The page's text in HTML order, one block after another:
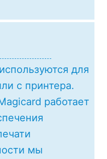
для
с принтера.
работает
мы